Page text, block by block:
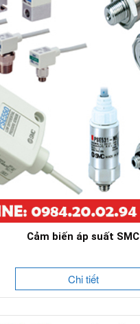
Cảm biến áp suất SMC
Chi tiết